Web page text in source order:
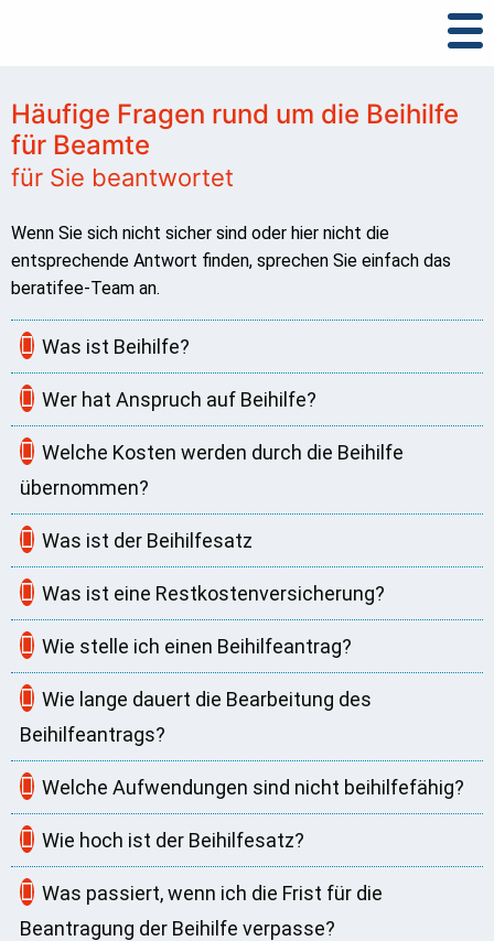
Häufige Fragen rund um die Beihilfe
für Beamte
für Sie beantwortet
Wenn Sie sich nicht sicher sind oder hier nicht die
entsprechende Antwort finden, sprechen Sie einfach das
beratifee-Team an.
Was ist Beihilfe?
Wer hat Anspruch auf Beihilfe?
Welche Kosten werden durch die Beihilfe
übernommen?
Was ist der Beihilfesatz
Was ist eine Restkostenversicherung?
Wie stelle ich einen Beihilfeantrag?
Wie lange dauert die Bearbeitung des
Beihilfeantrags?
Welche Aufwendungen sind nicht beihilfefähig?
Wie hoch ist der Beihilfesatz?
Was passiert, wenn ich die Frist für die
Beantragung der Beihilfe verpasse?